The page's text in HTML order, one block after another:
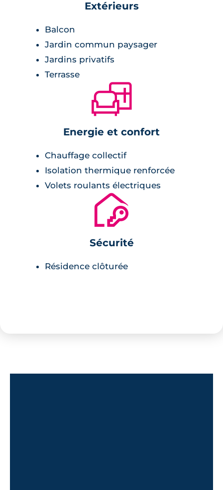
placards avec étagères et penderies.
Extérieurs
Balcon
Jardin commun paysager
Jardins privatifs
Terrasse
🛋
Energie et confort
Chauffage collectif
Isolation thermique renforcée
Volets roulants électriques
🔐
Sécurité
Résidence clôturée